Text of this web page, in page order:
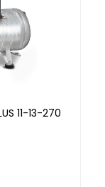
11-13-270